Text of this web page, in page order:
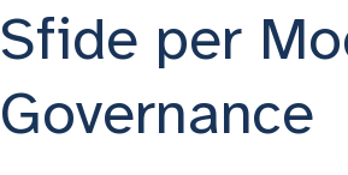
Sfide per
Governance